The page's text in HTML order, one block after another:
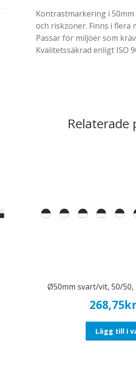
Kontrastmarkering i
och riskzoner. Finns i
Passar för miljöer som
Kvalitetssäkrad enligt ISO
Ø50mm svart/vit, 50/
268,75
Lägg till i